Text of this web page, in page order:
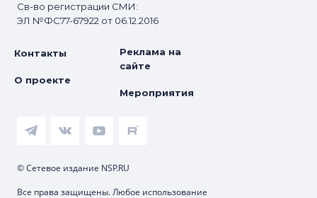
Св-во регистрации СМИ:
ЭЛ №ФС77-67922 от 06.12.2016
Контакты
О проекте
Реклама на
сайте
Мероприятия
© Сетевое издание NSP.RU
Все права защищены. Любое использование